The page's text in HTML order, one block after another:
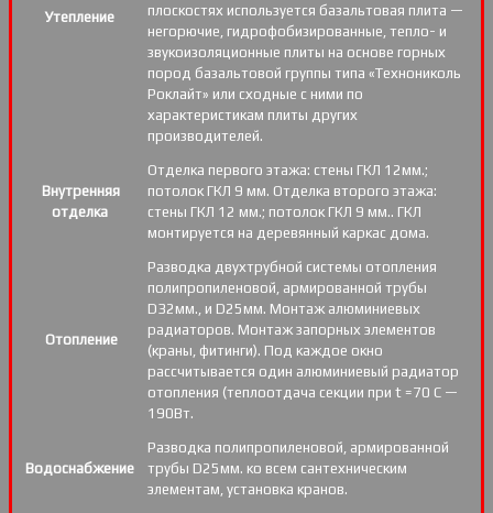
Утепление
плоскостях используется базальтовая плита —
негорючие, гидрофобизированные, тепло- и
звукоизоляционные плиты на основе горных
пород базальтовой группы типа «Технониколь
Роклайт» или сходные с ними по
характеристикам плиты других
производителей.
Внутренняя
отделка
Отделка первого этажа: стены ГКЛ 12мм.;
потолок ГКЛ 9 мм. Отделка второго этажа:
стены ГКЛ 12 мм.; потолок ГКЛ 9 мм.. ГКЛ
монтируется на деревянный каркас дома.
Отопление
Разводка двухтрубной системы отопления
полипропиленовой, армированной трубы
D32мм., и D25мм. Монтаж алюминиевых
радиаторов. Монтаж запорных элементов
(краны, фитинги). Под каждое окно
рассчитывается один алюминиевый радиатор
отопления (теплоотдача секции при t =70 С —
190Вт.
Водоснабжение
Разводка полипропиленовой, армированной
трубы D25мм. ко всем сантехническим
элементам, установка кранов.